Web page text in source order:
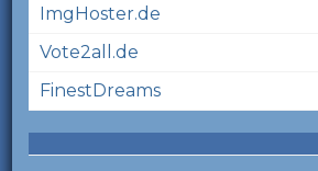
ImgHoster.de
Vote2all.de
FinestDreams